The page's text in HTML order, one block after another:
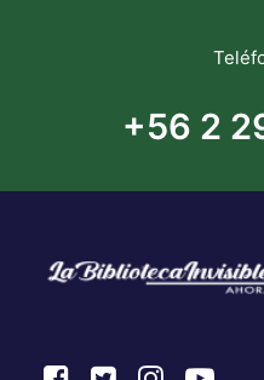
+56 2